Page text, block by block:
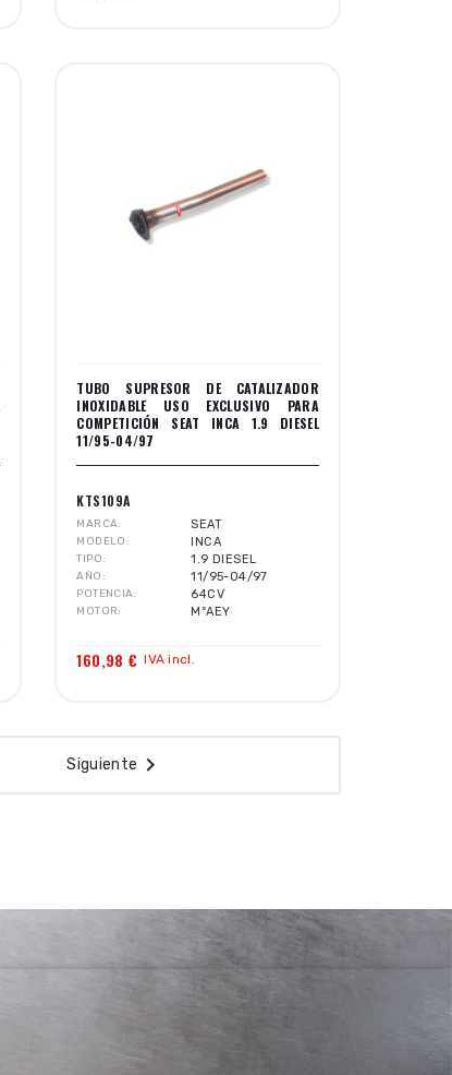
TUBO SUPRESOR DE CATALIZADOR
INOXIDABLE USO EXCLUSIVO PARA
COMPETICIÓN SEAT INCA 1.9 DIESEL
11/95-04/97
KTS109A
MARCA SEAT
MODELO INCA
TIPO 1.9 DIESEL
AÑO 11/95-04/97
POTENCIA 64CV
MOTOR MºAEY
160,98 € IVA incl.
Siguiente 